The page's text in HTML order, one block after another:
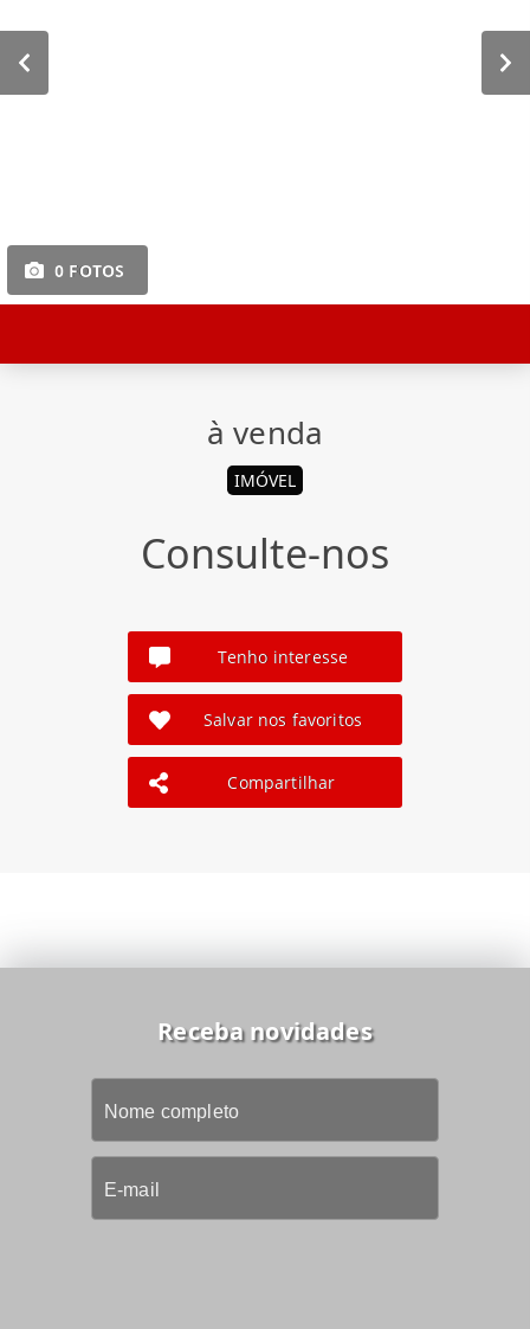
0 FOTOS
à venda
IMÓVEL
Consulte-nos
Tenho interesse
Salvar nos favoritos
Compartilhar
Receba novidades